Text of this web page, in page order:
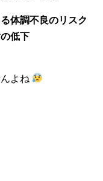
体調不良のリスク
低下
よね